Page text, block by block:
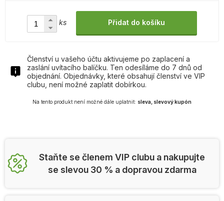
ks Přidat do košíku
Členství u vašeho účtu aktivujeme po zaplacení a
zaslání uvítacího balíčku. Ten odesíláme do 7 dnů od
objednání. Objednávky, které obsahují členství ve VIP
clubu, není možné zaplatit dobírkou.
Na tento produkt není možné dále uplatnit: sleva, slevový kupón
Staňte se členem VIP clubu a nakupujte
se slevou 30 % a dopravou zdarma